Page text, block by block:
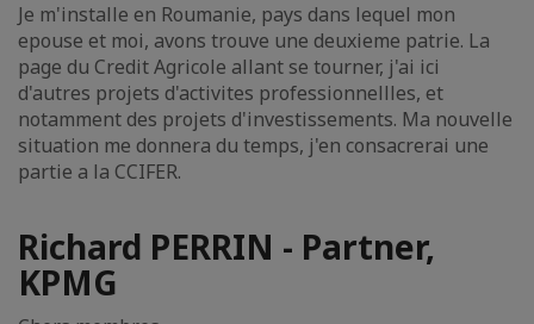
Je m'installe en Roumanie, pays dans lequel mon
epouse et moi, avons trouve une deuxieme patrie. La
page du Credit Agricole allant se tourner, j'ai ici
d'autres projets d'activites professionnellles, et
notamment des projets d'investissements. Ma nouvelle
situation me donnera du temps, j'en consacrerai une
partie a la CCIFER.
Richard PERRIN - Partner,
KPMG